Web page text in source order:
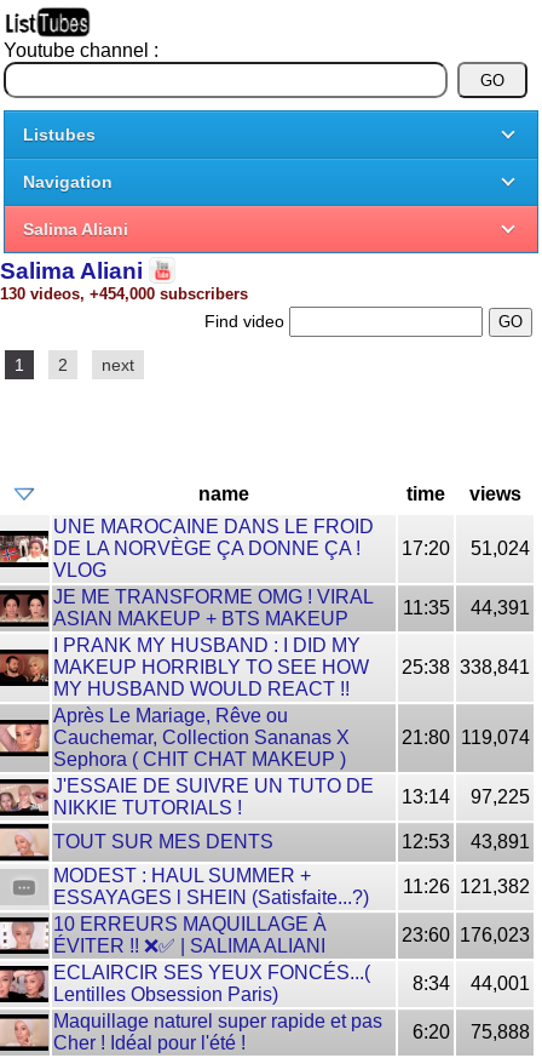
Youtube channel :
Listubes
Navigation
Salima Aliani
Salima Aliani
130 videos, +454,000 subscribers
Find video
1 2 next
name time
views
UNE MAROCAINE DANS LE FROID
DE LA NORVÈGE ÇA DONNE ÇA !
VLOG
17:20 51,024
JE ME TRANSFORME OMG ! VIRAL
ASIAN MAKEUP + BTS MAKEUP
11:35
44,391
I PRANK MY HUSBAND : I DID MY
MAKEUP HORRIBLY TO SEE HOW
MY HUSBAND WOULD REACT !!
25:38 338,841
Après Le Mariage, Rêve ou
Cauchemar, Collection Sananas X
Sephora ( CHIT CHAT MAKEUP )
21:80 119,074
J'ESSAIE DE SUIVRE UN TUTO DE
NIKKIE TUTORIALS !
13:14 97,225
TOUT SUR MES DENTS 12:53
43,891
MODEST : HAUL SUMMER +
ESSAYAGES l SHEIN (Satisfaite...?)
11:26 121,382
10 ERREURS MAQUILLAGE À
ÉVITER !! ❌✅ | SALIMA ALIANI
23:60 176,023
ECLAIRCIR SES YEUX FONCÉS...(
Lentilles Obsession Paris)
8:34
44,001
Maquillage naturel super rapide et pas
Cher ! Idéal pour l'été !
6:20
75,888